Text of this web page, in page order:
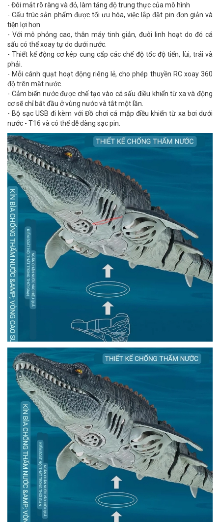
- Đôi mắt rõ ràng và đỏ, làm tăng độ trung thực của mô hình
- Cấu trúc sản phẩm được tối ưu hóa, việc lắp đặt pin đơn giản và
tiện lợi hơn
- Với mô phỏng cao, thân máy tinh giản, đuôi linh hoạt do đó cá
sấu có thể xoay tự do dưới nước.
- Thiết kế động cơ kép cung cấp các chế độ tốc độ tiến, lùi, trái và
phải.
- Mỗi cánh quạt hoạt động riêng lẻ, cho phép thuyền RC xoay 360
độ trên mặt nước.
- Cảm biến nước được chế tạo vào cá sấu điều khiển từ xa và động
cơ sẽ chỉ bắt đầu ở vùng nước và tắt một lần.
- Bộ sạc USB đi kèm với Đồ chơi cá mập điều khiển từ xa bơi dưới
nước - T16 và có thể dễ dàng sạc pin.